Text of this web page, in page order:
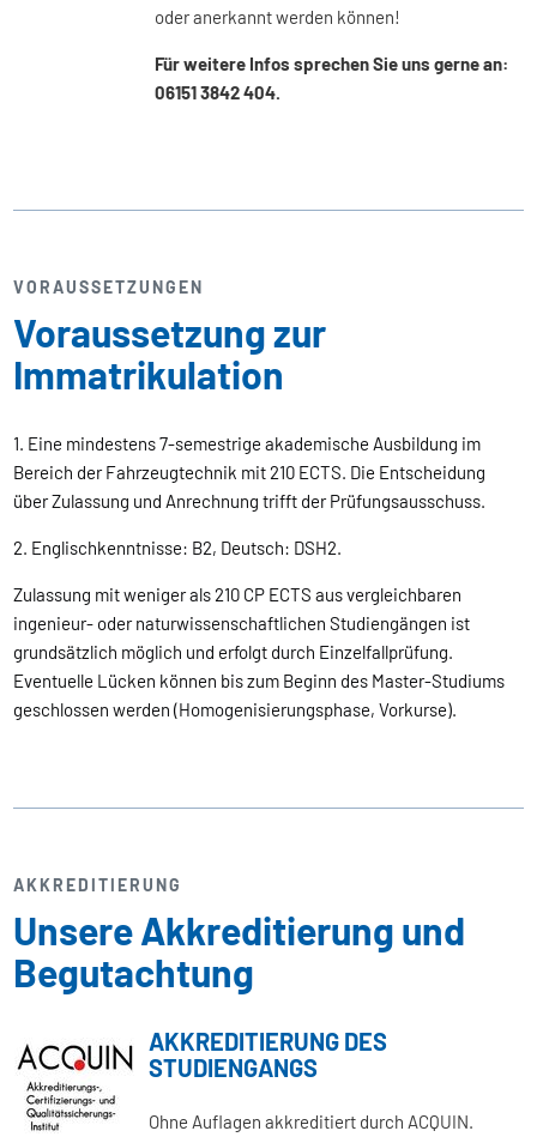
oder anerkannt werden können!
Für weitere Infos sprechen Sie uns gerne an:
06151 3842 404.
VORAUSSETZUNGEN
Voraussetzung zur
Immatrikulation
1. Eine mindestens 7-semestrige akademische Ausbildung im
Bereich der Fahrzeugtechnik mit 210 ECTS. Die Entscheidung
über Zulassung und Anrechnung trifft der Prüfungsausschuss.
2. Englischkenntnisse: B2, Deutsch: DSH2.
Zulassung mit weniger als 210 CP ECTS aus vergleichbaren
ingenieur- oder naturwissenschaftlichen Studiengängen ist
grundsätzlich möglich und erfolgt durch Einzelfallprüfung.
Eventuelle Lücken können bis zum Beginn des Master-Studiums
geschlossen werden (Homogenisierungsphase, Vorkurse).
AKKREDITIERUNG
Unsere Akkreditierung und
Begutachtung
AKKREDITIERUNG DES
STUDIENGANGS
Ohne Auflagen akkreditiert durch ACQUIN.